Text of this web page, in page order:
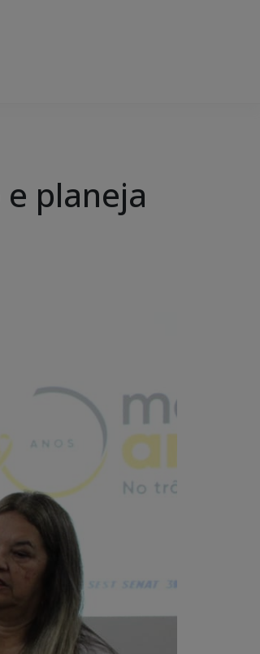
planeja